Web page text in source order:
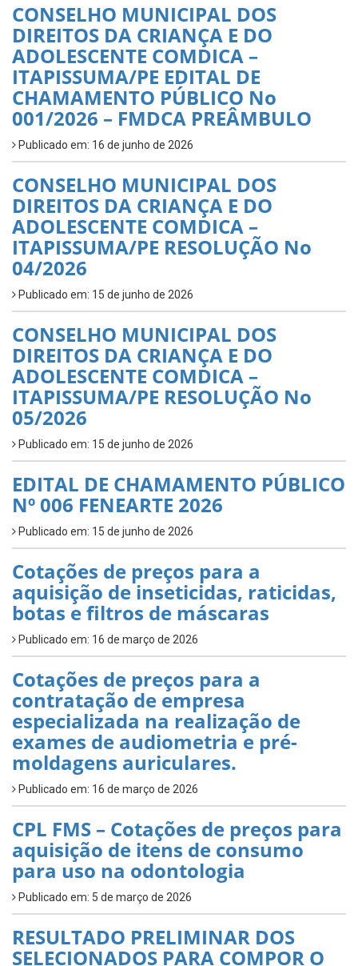
CONSELHO MUNICIPAL DOS
DIREITOS DA CRIANÇA E DO
ADOLESCENTE COMDICA –
ITAPISSUMA/PE EDITAL DE
CHAMAMENTO PÚBLICO No
001/2026 – FMDCA PREÂMBULO
Publicado em: 16 de junho de 2026
CONSELHO MUNICIPAL DOS
DIREITOS DA CRIANÇA E DO
ADOLESCENTE COMDICA –
ITAPISSUMA/PE RESOLUÇÃO No
04/2026
Publicado em: 15 de junho de 2026
CONSELHO MUNICIPAL DOS
DIREITOS DA CRIANÇA E DO
ADOLESCENTE COMDICA –
ITAPISSUMA/PE RESOLUÇÃO No
05/2026
Publicado em: 15 de junho de 2026
EDITAL DE CHAMAMENTO PÚBLICO
Nº 006 FENEARTE 2026
Publicado em: 15 de junho de 2026
Cotações de preços para a
aquisição de inseticidas, raticidas,
botas e filtros de máscaras
Publicado em: 16 de março de 2026
Cotações de preços para a
contratação de empresa
especializada na realização de
exames de audiometria e pré-
moldagens auriculares.
Publicado em: 16 de março de 2026
CPL FMS – Cotações de preços para
aquisição de itens de consumo
para uso na odontologia
Publicado em: 5 de março de 2026
RESULTADO PRELIMINAR DOS
SELECIONADOS PARA COMPOR O